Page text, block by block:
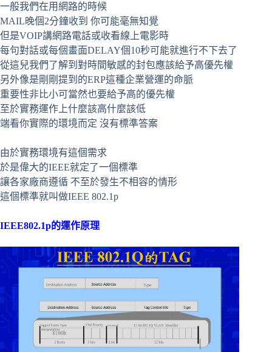
一般我們在用網路的時候
MAIL晚個2分鐘收到 你可能毫無知覺
但是VOIP講網路電話或收看線上電影時
每句對話或每個畫面DELAY個10秒可能就進行不下去了
從這兒我們了解到對時間敏感的封包應該給予高優先權
另外像是剛剛提到的ERP這種企業營運的命脈
重要性非比小可當然也要給予高的優先權
至於實務運作上什麼該高什麼該低
端看你實際的環境而定 沒有標準答案
由於實務環境有這個需求
於是偉大的IEEE就定了一個標準
讓各家廠商遵循 不至於發生不相容的情形
這個標準就叫做IEEE 802.1p
IEEE802.1p的運作原理